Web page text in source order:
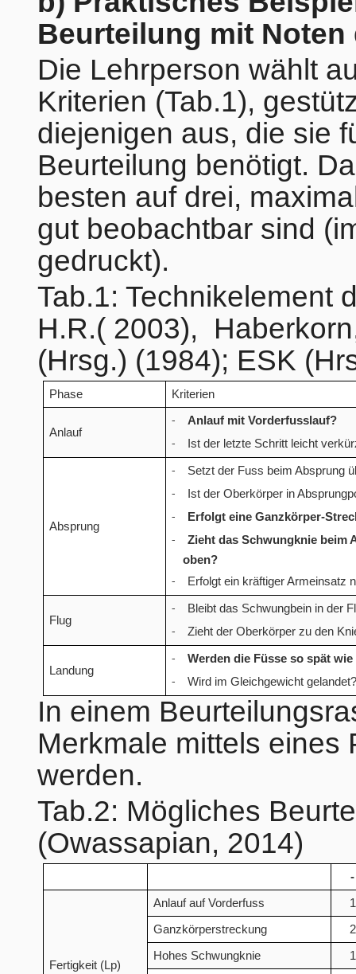
Beurteilung mit
Die Lehrperson wählt
Kriterien (Tab.1),
diejenigen aus, die sie
Beurteilung benötigt.
besten auf drei,
gut beobachtbar sind
gedruckt).
Tab.1: Technikelement
H.R.( 2003),
(Hrsg.) (1984); ESK
Phase Kriterien
Anlauf
- Anlauf mit Vorderfusslauf?
- Ist der letzte Schritt leicht
Absprung
- Setzt der Fuss beim Absprung
- Ist der Oberkörper in
- Erfolgt eine Ganzkörper-
-
Zieht das Schwungknie beim
oben?
- Erfolgt ein kräftiger Armeinsatz
Flug
- Bleibt das Schwungbein in der
- Zieht der Oberkörper zu den
Landung
- Werden die Füsse so spät
- Wird im Gleichgewicht
In einem
Merkmale mittels eines
werden.
Tab.2: Mögliches
(Owassapian, 2014)
-
Fertigkeit (Lp)
Anlauf auf Vorderfuss 1
Ganzkörperstreckung 2
Hohes Schwungknie 1